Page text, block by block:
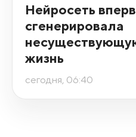
Нейросеть
сгенерировала
жизнь
сегодня, 06:40